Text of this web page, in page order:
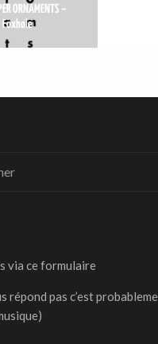
ORNAMENTS –
Foxhole
via ce formulaire
répond pas c’est